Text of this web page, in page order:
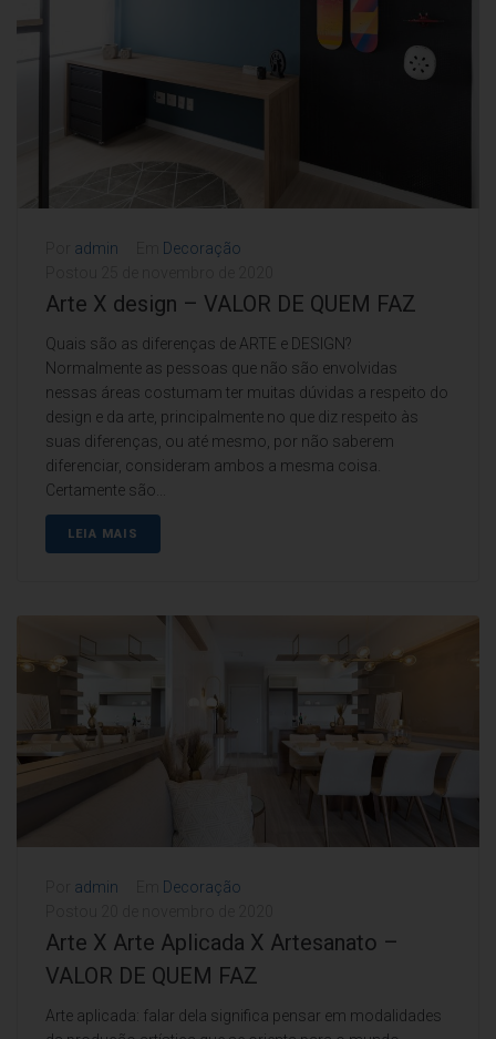
admin
Decoração
Arte X design – VALOR DE QUEM FAZ
Quais são as diferenças de ARTE e DESIGN?
Normalmente as pessoas que não são envolvidas
nessas áreas costumam ter muitas dúvidas a respeito do
design e da arte, principalmente no que diz respeito às
suas diferenças, ou até mesmo, por não saberem
diferenciar, consideram ambos a mesma coisa.
Certamente são...
LEIA MAIS
admin
Decoração
Arte X Arte Aplicada X Artesanato –
VALOR DE QUEM FAZ
Arte aplicada: falar dela significa pensar em modalidades